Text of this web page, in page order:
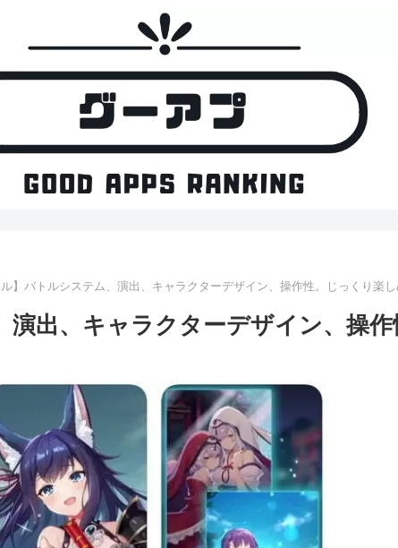
ル】バトルシステム、演出、キャラクターデザイン、操作性。じっくり楽
演出、キャラクターデザイン、操